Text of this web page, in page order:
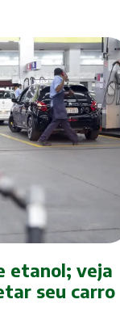
etanol; veja
seu carro